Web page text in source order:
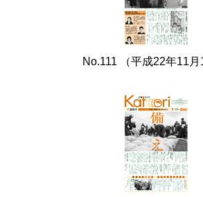
No.111 （平成22年11月